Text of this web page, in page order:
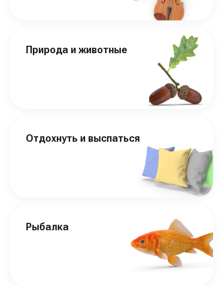
Природа и животные
Отдохнуть и выспаться
Рыбалка